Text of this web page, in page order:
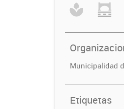
Municipalidad
Etiquetas